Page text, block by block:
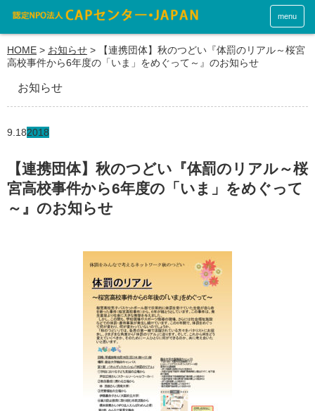
menu
HOME > お知らせ >
【連携団体】秋のつどい『体罰のリアル～桜宮
高校事件から6年度の「いま」をめぐって～』のお知らせ
お知らせ
9.182018
【連携団体】秋のつどい『体罰のリアル～桜
宮高校事件から6年度の「いま」をめぐって
～』のお知らせ